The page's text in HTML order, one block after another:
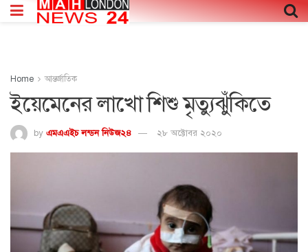
Home আন্তর্জাতিক
ইয়েমেনের লাখো শিশু মৃত্যুঝুঁকিতে
by এমএএইচ লন্ডন নিউজ২৪ ২৮ অক্টোবর ২০২০